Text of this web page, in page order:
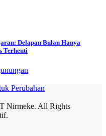
Delapan Bulan Hanya
Terhenti
Nirmeke. All Rights